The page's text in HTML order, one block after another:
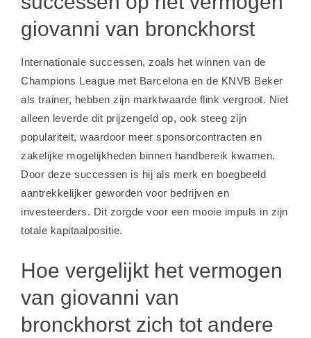
giovanni van bronckhorst
Internationale successen, zoals het winnen van de
Champions League met Barcelona en de KNVB Beker
als trainer, hebben zijn marktwaarde flink vergroot. Niet
alleen leverde dit prijzengeld op, ook steeg zijn
populariteit, waardoor meer sponsorcontracten en
zakelijke mogelijkheden binnen handbereik kwamen.
Door deze successen is hij als merk en boegbeeld
aantrekkelijker geworden voor bedrijven en
investeerders. Dit zorgde voor een mooie impuls in zijn
totale kapitaalpositie.
Hoe vergelijkt het vermogen
van giovanni van
bronckhorst zich tot andere